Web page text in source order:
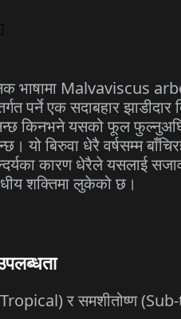
भाषामा Malvaviscus
पर्ने एक सदाबहार झाडीदार
किनभने यसको फूल
यो बिरुवा धेरै वर्षसम्म
कारण धेरैले यसलाई
शक्तिमा लुकेको छ।
र समशीतोष्ण